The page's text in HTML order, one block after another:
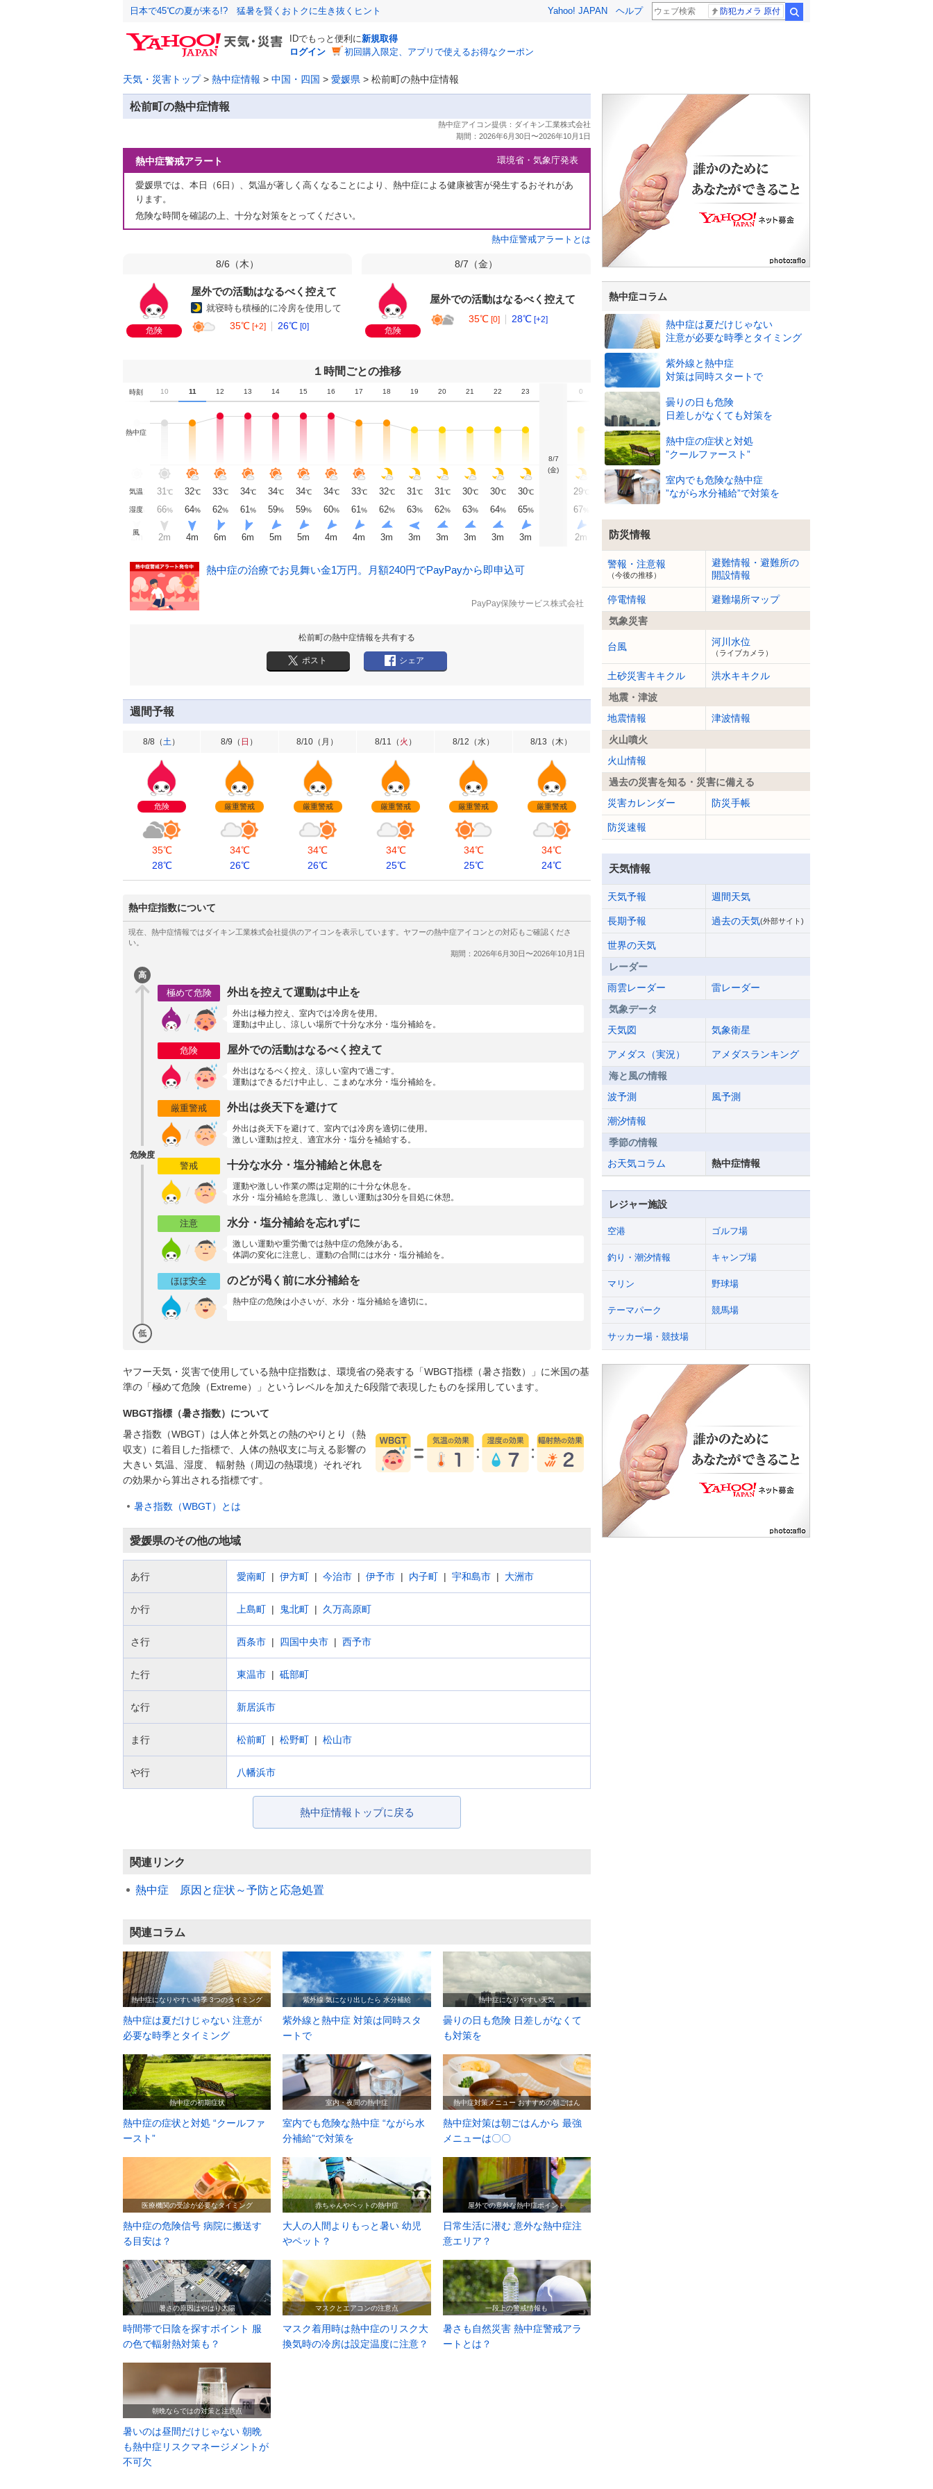
日本で45℃の夏が来る!? 猛暑を賢くおトクに生き抜くヒント Yahoo! JAPAN ヘルプ 防犯カメラ 原付
IDでもっと便利に新規取得
ログイン
初回購入限定、アプリで使えるお得なクーポン
天気・災害トップ> 熱中症情報 > 中国・四国 > 愛媛県 > 松前町の熱中症情報
松前町の熱中症情報
熱中症警戒アラート 環境省・気象庁発表
愛媛県では、本日（6日）、気温が著しく高くなることにより、熱中症による健康被害が発生するおそれがあ
ります。
危険な時間を確認の上、十分な対策をとってください。
熱中症警戒アラートとは
8/6（木）
危険
屋外での活動はなるべく控えて
就寝時も積極的に冷房を使用して
35℃ [+2] 26℃ [0]
8/7（金）
危険
屋外での活動はなるべく控えて
35℃ [0] 28℃ [+2]
１時間ごとの推移
時刻
9 10 11 12 13 14 15 16 17 18 19 20 21 22 23
8/7
(金)
0 1 2
熱中症
気温
31℃ 31℃ 32℃ 33℃ 34℃ 34℃ 34℃ 34℃ 33℃ 32℃ 31℃ 31℃ 30℃ 30℃ 30℃ 29℃ 29 ℃ 29 ℃ 29℃ 29℃ 29℃ 29℃ 30℃
湿度
67% 66% 64% 62% 61% 59% 59% 60% 61% 62% 63% 62% 63% 64% 65% 67%
風
2m 2m 4m 6m 6m 5m 5m 4m 4m 3m 3m 3m 3m 3m 3m 2m m 3m
熱中症の治療でお見舞い金1万円。月額240円でPayPayから即申込可
PayPay保険サービス株式会社
松前町の熱中症情報を共有する
ポスト シェア
週間予報
8/8 （土）
危険
35℃
28℃
8/9 （ 日 ）
厳重警戒
34℃
26℃
8/10 （ 月 ）
厳重警戒
34℃
26℃
8/11 （ 火 ）
厳重警戒
34℃
25℃
8/12 （水）
厳重警戒
34℃
25℃
8/13 （木）
厳重警戒
34℃
24℃
熱中症指数について
高
危険度
低
極めて危険 外出を控えて運動は中止を
外出は極力控え、室内では冷房を使用。
運動は中止し、涼しい場所で十分な水分・塩分補給を。
危険 屋外での活動はなるべく控えて
外出はなるべく控え、涼しい室内で過ごす。
運動はできるだけ中止し、こまめな水分・塩分補給を。
厳重警戒 外出は炎天下を避けて
外出は炎天下を避けて、室内では冷房を適切に使用。
激しい運動は控え、適宜水分・塩分を補給する。
警戒 十分な水分・塩分補給と休息を
運動や激しい作業の際は定期的に十分な休息を。
水分・塩分補給を意識し、激しい運動は30分を目処に休憩。
注意 水分・塩分補給を忘れずに
激しい運動や重労働では熱中症の危険がある。
体調の変化に注意し、運動の合間には水分・塩分補給を。
ほぼ安全 のどが渇く前に水分補給を
熱中症の危険は小さいが、水分・塩分補給を適切に。
ヤフー天気・災害で使用している熱中症指数は、環境省の発表する「WBGT指標（暑さ指数）」に米国の基
準の「極めて危険（Extreme）」というレベルを加えた6段階で表現したものを採用しています。
WBGT指標（暑さ指数）について
暑さ指数（WBGT）は人体と外気との熱のやりとり（熱
収支）に着目した指標で、人体の熱収支に与える影響の
大きい 気温、湿度、 輻射熱（周辺の熱環境）それぞれ
の効果から算出される指標です。
暑さ指数（WBGT）とは
愛媛県のその他の地域
あ行 愛南町 伊方町 今治市 伊予市 内子町 宇和島市 大洲市
か行 上島町 鬼北町 久万高原町
さ行 西条市 四国中央市 西予市
た行 東温市 砥部町
な行 新居浜市
ま行 松前町 松野町 松山市
や行 八幡浜市
熱中症情報トップに戻る
関連リンク
熱中症 原因と症状～予防と応急処置
関連コラム
熱中症は夏だけじゃない 注意が
必要な時季とタイミング
熱中症になりやすい時季 3つのタイミング
紫外線と熱中症 対策は同時スタ
ートで
紫外線 気になり出したら 水分補給
曇りの日も危険 日差しがなくて
も対策を
熱中症になりやすい天気
熱中症の症状と対処 “クールファ
ースト”
熱中症の初期症状
室内でも危険な熱中症 “ながら水
分補給”で対策を
室内・夜間の熱中症
熱中症対策は朝ごはんから 最強
メニューは〇〇
熱中症対策メニュー おすすめの朝ごはん
熱中症の危険信号 病院に搬送す
る目安は？
医療機関の受診が必要なタイミング
大人の人間よりもっと暑い 幼児
やペット？
赤ちゃんやペットの熱中症
日常生活に潜む 意外な熱中症注
意エリア？
屋外での意外な熱中症ポイント
時間帯で日陰を探すポイント 服
の色で輻射熱対策も？
暑さの原因はやはり太陽
マスク着用時は熱中症のリスク大
換気時の冷房は設定温度に注意？
マスクとエアコンの注意点
暑さも自然災害 熱中症警戒アラ
ートとは？
一段上の警戒情報も
暑いのは昼間だけじゃない 朝晩
も熱中症リスクマネージメントが
不可欠
朝晩ならではの対策と注意点
熱中症コラム
熱中症は夏だけじゃない
注意が必要な時季とタイミング
紫外線と熱中症
対策は同時スタートで
曇りの日も危険
日差しがなくても対策を
熱中症の症状と対処
”クールファースト”
室内でも危険な熱中症
”ながら水分補給”で対策を
防災情報
警報・注意報
（今後の推移）
避難情報・避難所の
開設情報
停電情報
避難場所マップ
気象災害
台風 河川水位
（ライブカメラ）
土砂災害キキクル
洪水キキクル
地震・津波
地震情報
津波情報
火山噴火
火山情報
過去の災害を知る・災害に備える
災害カレンダー
防災手帳
防災速報
天気情報
天気予報 週間天気
長期予報 過去の天気(外部サイト)
世界の天気
レーダー
雨雲レーダー
雷レーダー
気象データ
天気図
気象衛星
アメダス（実況）
アメダスランキング
海と風の情報
波予測
風予測
潮汐情報
季節の情報
お天気コラム
熱中症情報
レジャー施設
空港 ゴルフ場
釣り・潮汐情報 キャンプ場
マリン 野球場
テーマパーク 競馬場
サッカー場・競技場